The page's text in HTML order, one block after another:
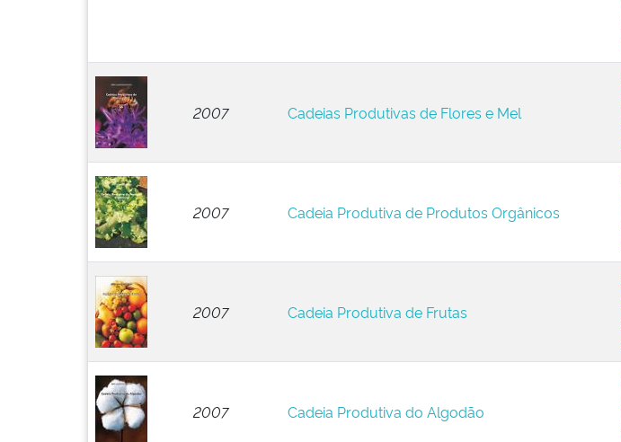
2007 Cadeias Produtivas de Flores e Mel
2007 Cadeia Produtiva de Produtos Orgânicos
2007 Cadeia Produtiva de Frutas
2007 Cadeia Produtiva do Algodão